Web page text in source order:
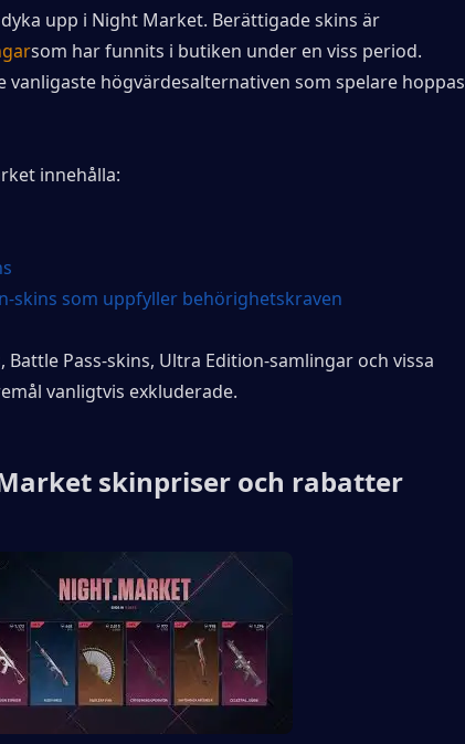
upp i Night Market. Berättigade skins är
som har funnits i butiken under en viss period.
vanligaste högvärdesalternativen som spelare hoppas
innehålla:
skins som uppfyller behörighetskraven
Pass-skins, Ultra Edition-samlingar och vissa
vanligtvis exkluderade.
skinpriser och rabatter